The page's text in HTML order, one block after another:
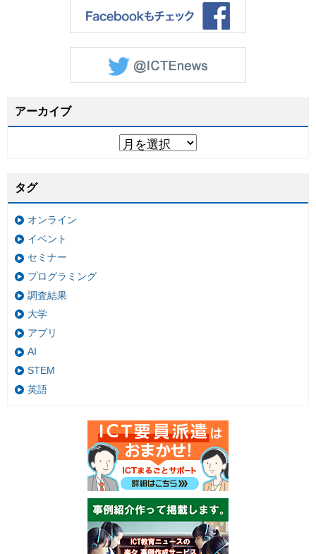
アーカイブ
タグ
オンライン
イベント
セミナー
プログラミング
調査結果
大学
アプリ
AI
STEM
英語